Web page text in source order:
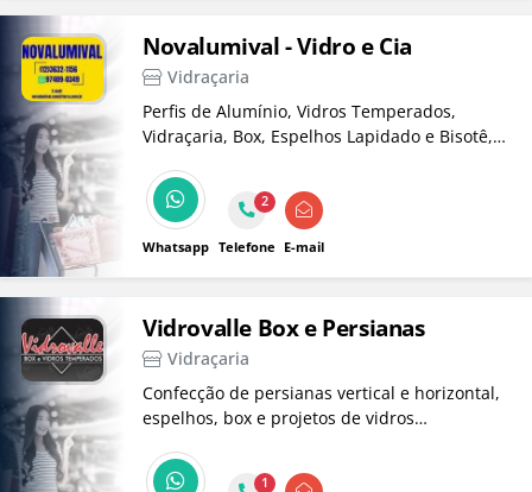
Novalumival - Vidro e Cia
Vidraçaria
Perfis de Alumínio, Vidros Temperados,
Vidraçaria, Box, Espelhos Lapidado e Bisotê,
em alumínio e envidraçamento de sacada.
Whatsapp
2
Telefone E-mail
Vidrovalle Box e Persianas
Vidraçaria
Confecção de persianas vertical e horizontal,
espelhos, box e projetos de vidros
em Taubaté!
1